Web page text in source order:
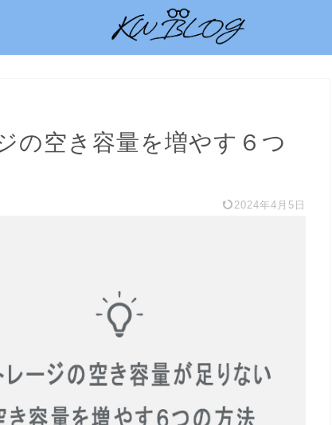
の空き容量を増やす６つ
2024年4月5日